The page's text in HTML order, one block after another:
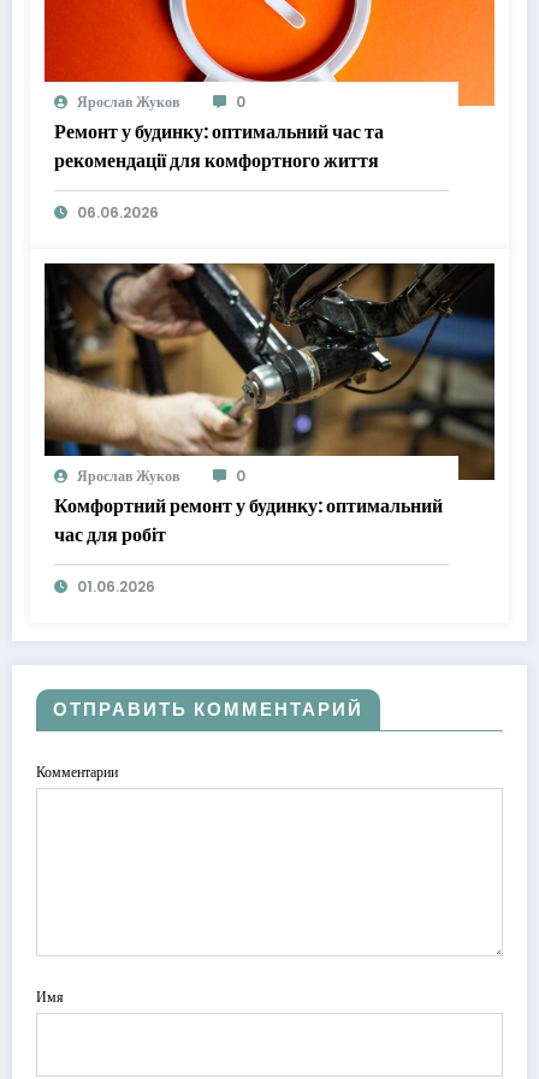
Ярослав Жуков 0
Ремонт у будинку: оптимальний час та
рекомендації для комфортного життя
06.06.2026
Ярослав Жуков 0
Комфортний ремонт у будинку: оптимальний
час для робіт
01.06.2026
ОТПРАВИТЬ КОММЕНТАРИЙ
Комментарии
Имя